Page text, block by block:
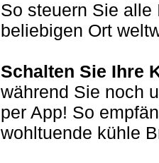
So steuern Sie alle
beliebigen Ort
Schalten Sie Ihre
während Sie noch
per App! So
wohltuende kühle